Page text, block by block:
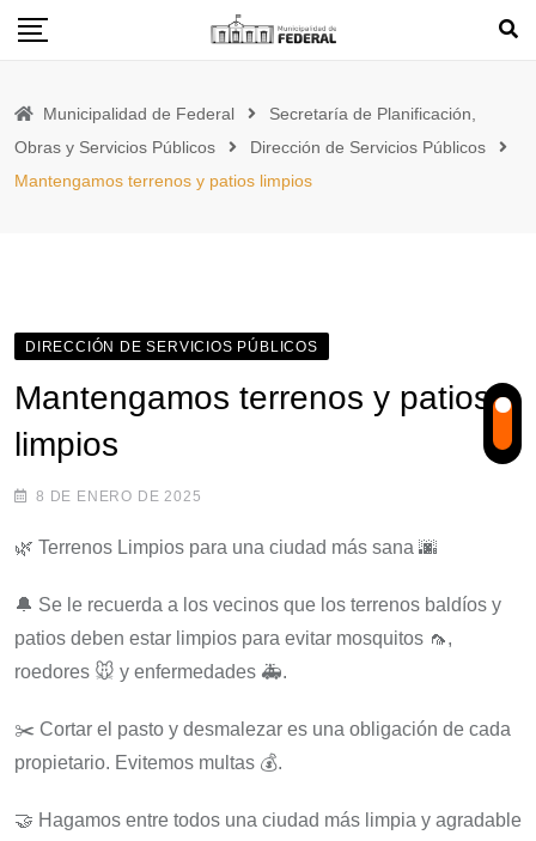
Skip
Municipalidad de Federal
Secretaría de Planificación,
Obras y Servicios Públicos
Dirección de Servicios Públicos
Mantengamos terrenos y patios limpios
DIRECCIÓN DE SERVICIOS PÚBLICOS
Mantengamos terrenos y patios
limpios
8 DE ENERO DE 2025
🌿 Terrenos Limpios para una ciudad más sana 🌆
🔔 Se le recuerda a los vecinos que los terrenos baldíos y
patios deben estar limpios para evitar mosquitos 🦟,
roedores 🐭 y enfermedades 🚑.
✂️ Cortar el pasto y desmalezar es una obligación de cada
propietario. Evitemos multas 💰.
🤝 Hagamos entre todos una ciudad más limpia y agradable